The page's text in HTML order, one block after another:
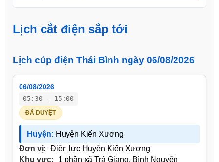
Lịch cắt điện sắp tới
Lịch cúp điện Thái Bình ngày 06/08/2026
06/08/2026
05:30 - 15:00
ĐÃ DUYỆT
Huyện: Huyện Kiến Xương
Đơn vị: Điện lực Huyện Kiến Xương
Khu vực:
1 phần xã Trà Giang, Bình Nguyên